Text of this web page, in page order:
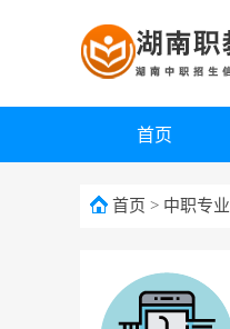
首页
首页 > 中职专业